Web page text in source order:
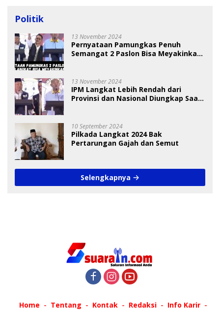
Politik
13 November 2024
Pernyataan Pamungkas Penuh
Semangat 2 Paslon Bisa Meyakinkan
13 November 2024
IPM Langkat Lebih Rendah dari
Provinsi dan Nasional Diungkap Saat
10 September 2024
Pilkada Langkat 2024 Bak
Pertarungan Gajah dan Semut
Selengkapnya
Home Tentang Kontak Redaksi
Info Karir